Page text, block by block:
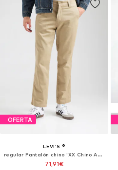
OFERTA
LEVI'S ®
regular Pantalón chino 'XX Chino Authentic Relaxed'
71,91€